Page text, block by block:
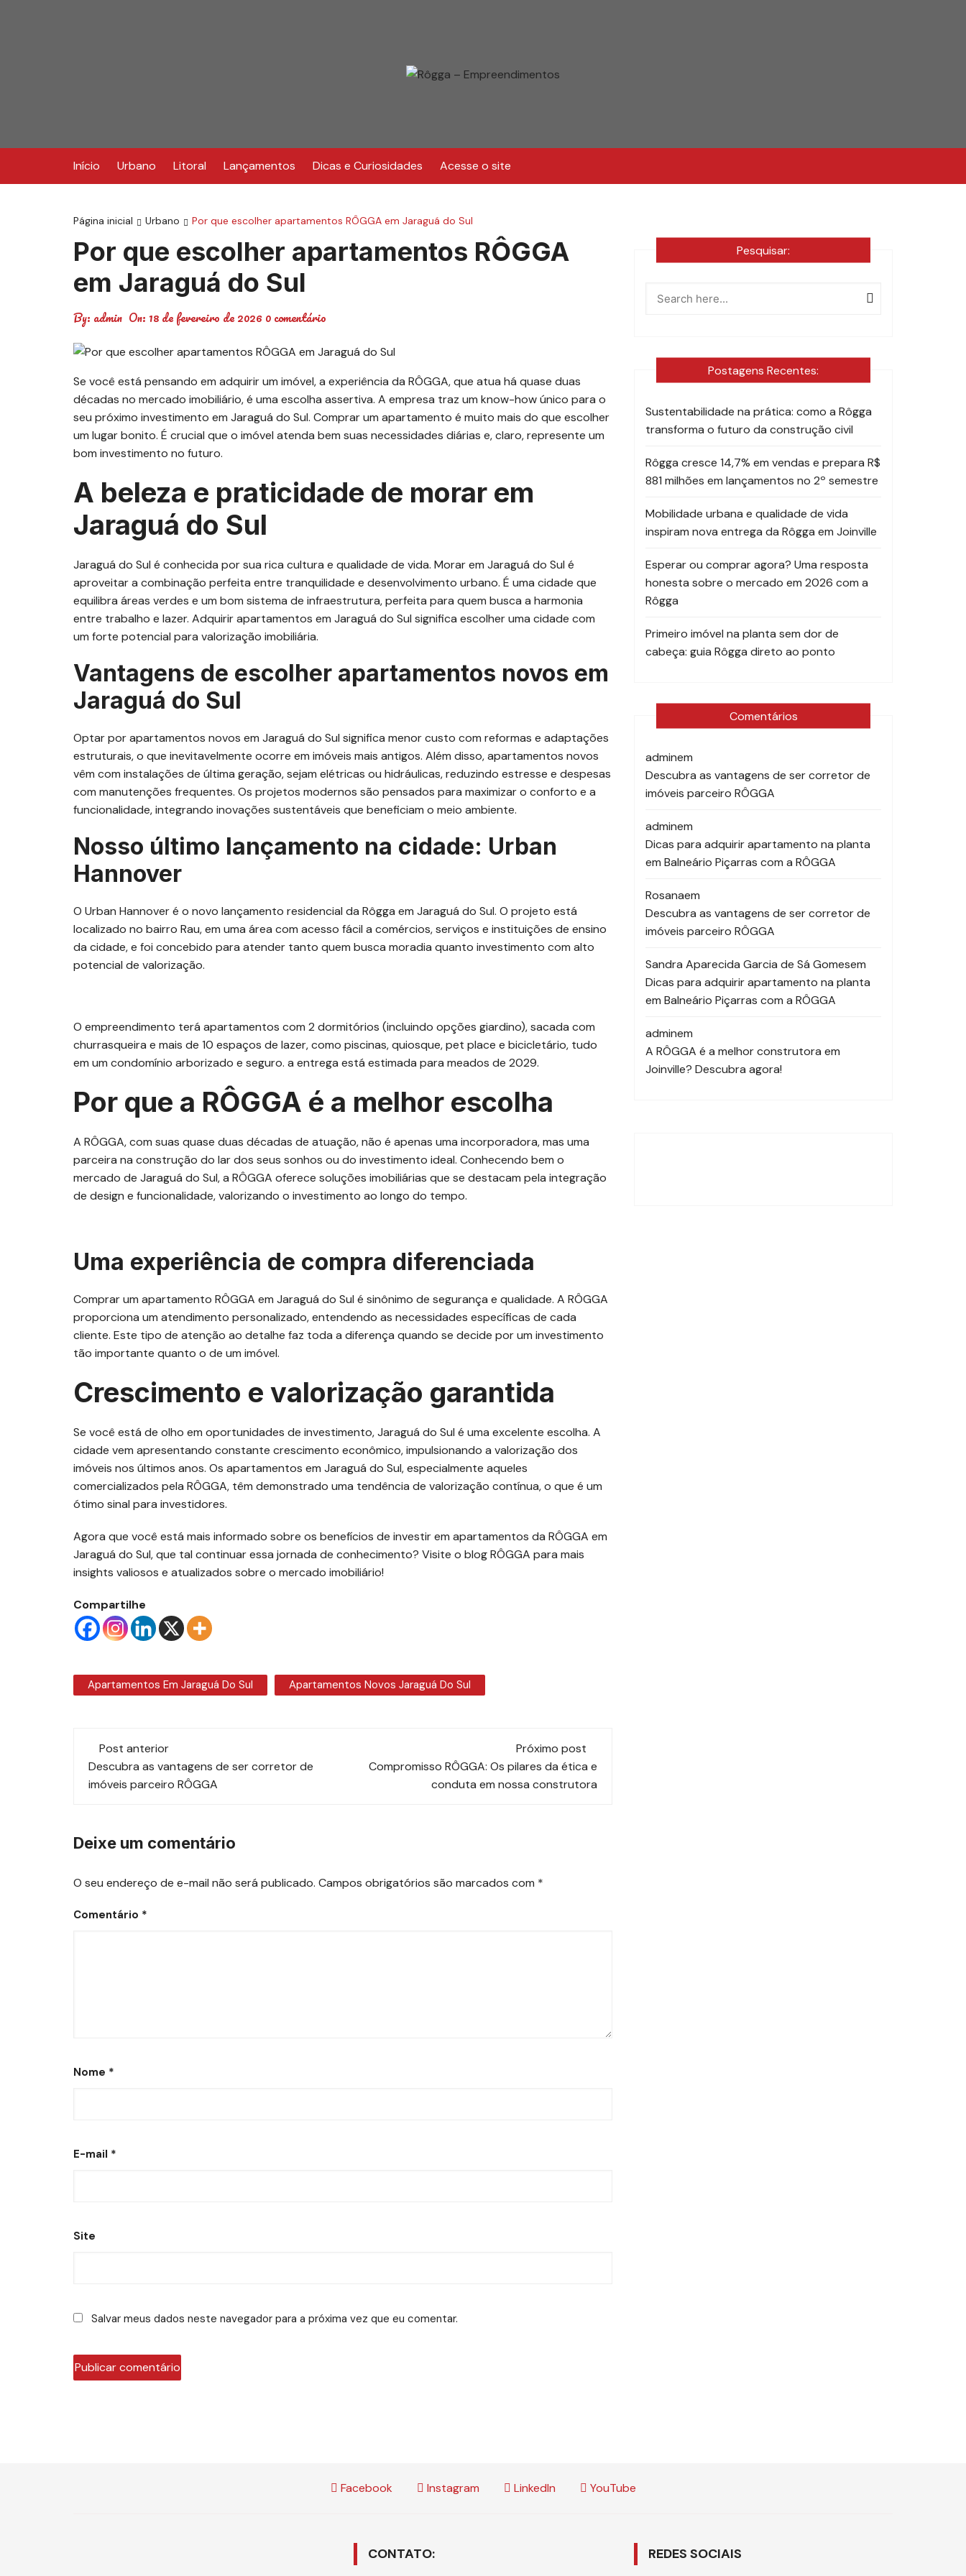
Início Urbano Litoral Lançamentos Dicas e Curiosidades Acesse o site
Página inicial Urbano Por que escolher apartamentos RÔGGA em Jaraguá do Sul
Por que escolher apartamentos RÔGGA
em Jaraguá do Sul
By: admin On: 18 de fevereiro de 20260 comentário
Se você está pensando em adquirir um imóvel, a experiência da RÔGGA, que atua há quase duas
décadas no mercado imobiliário, é uma escolha assertiva. A empresa traz um know-how único para o
seu próximo investimento em Jaraguá do Sul. Comprar um apartamento é muito mais do que escolher
um lugar bonito. É crucial que o imóvel atenda bem suas necessidades diárias e, claro, represente um
bom investimento no futuro.
A beleza e praticidade de morar em
Jaraguá do Sul
Jaraguá do Sul é conhecida por sua rica cultura e qualidade de vida. Morar em Jaraguá do Sul é
aproveitar a combinação perfeita entre tranquilidade e desenvolvimento urbano. É uma cidade que
equilibra áreas verdes e um bom sistema de infraestrutura, perfeita para quem busca a harmonia
entre trabalho e lazer. Adquirir apartamentos em Jaraguá do Sul significa escolher uma cidade com
um forte potencial para valorização imobiliária.
Vantagens de escolher apartamentos novos em
Jaraguá do Sul
Optar por apartamentos novos em Jaraguá do Sul significa menor custo com reformas e adaptações
estruturais, o que inevitavelmente ocorre em imóveis mais antigos. Além disso, apartamentos novos
vêm com instalações de última geração, sejam elétricas ou hidráulicas, reduzindo estresse e despesas
com manutenções frequentes. Os projetos modernos são pensados para maximizar o conforto e a
funcionalidade, integrando inovações sustentáveis que beneficiam o meio ambiente.
Nosso último lançamento na cidade: Urban
Hannover
O Urban Hannover é o novo lançamento residencial da Rôgga em Jaraguá do Sul. O projeto está
localizado no bairro Rau, em uma área com acesso fácil a comércios, serviços e instituições de ensino
da cidade, e foi concebido para atender tanto quem busca moradia quanto investimento com alto
potencial de valorização.
O empreendimento terá apartamentos com 2 dormitórios (incluindo opções giardino), sacada com
churrasqueira e mais de 10 espaços de lazer, como piscinas, quiosque, pet place e bicicletário, tudo
em um condomínio arborizado e seguro. a entrega está estimada para meados de 2029.
Por que a RÔGGA é a melhor escolha
A RÔGGA, com suas quase duas décadas de atuação, não é apenas uma incorporadora, mas uma
parceira na construção do lar dos seus sonhos ou do investimento ideal. Conhecendo bem o
mercado de Jaraguá do Sul, a RÔGGA oferece soluções imobiliárias que se destacam pela integração
de design e funcionalidade, valorizando o investimento ao longo do tempo.
Uma experiência de compra diferenciada
Comprar um apartamento RÔGGA em Jaraguá do Sul é sinônimo de segurança e qualidade. A RÔGGA
proporciona um atendimento personalizado, entendendo as necessidades específicas de cada
cliente. Este tipo de atenção ao detalhe faz toda a diferença quando se decide por um investimento
tão importante quanto o de um imóvel.
Crescimento e valorização garantida
Se você está de olho em oportunidades de investimento, Jaraguá do Sul é uma excelente escolha. A
cidade vem apresentando constante crescimento econômico, impulsionando a valorização dos
imóveis nos últimos anos. Os apartamentos em Jaraguá do Sul, especialmente aqueles
comercializados pela RÔGGA, têm demonstrado uma tendência de valorização contínua, o que é um
ótimo sinal para investidores.
Agora que você está mais informado sobre os benefícios de investir em apartamentos da RÔGGA em
Jaraguá do Sul, que tal continuar essa jornada de conhecimento? Visite o blog RÔGGA para mais
insights valiosos e atualizados sobre o mercado imobiliário!
Compartilhe
Apartamentos Em Jaraguá Do Sul Apartamentos Novos Jaraguá Do Sul
Navegação
de
Post anterior
Descubra as vantagens de ser corretor de
imóveis parceiro RÔGGA
Próximo post
Compromisso RÔGGA: Os pilares da ética e
conduta em nossa construtora
Deixe um comentário
O seu endereço de e-mail não será publicado. Campos obrigatórios são marcados com *
Comentário *
Nome *
E-mail *
Site
Salvar meus dados neste navegador para a próxima vez que eu comentar.
Pesquisar:
Postagens Recentes:
Sustentabilidade na prática: como a Rôgga
transforma o futuro da construção civil
Rôgga cresce 14,7% em vendas e prepara R$
881 milhões em lançamentos no 2º semestre
Mobilidade urbana e qualidade de vida
inspiram nova entrega da Rôgga em Joinville
Esperar ou comprar agora? Uma resposta
honesta sobre o mercado em 2026 com a
Rôgga
Primeiro imóvel na planta sem dor de
cabeça: guia Rôgga direto ao ponto
Comentários
adminem
Descubra as vantagens de ser corretor de
imóveis parceiro RÔGGA
adminem
Dicas para adquirir apartamento na planta
em Balneário Piçarras com a RÔGGA
Rosanaem
Descubra as vantagens de ser corretor de
imóveis parceiro RÔGGA
Sandra Aparecida Garcia de Sá Gomesem
Dicas para adquirir apartamento na planta
em Balneário Piçarras com a RÔGGA
adminem
A RÔGGA é a melhor construtora em
Joinville? Descubra agora!
Facebook Instagram LinkedIn YouTube
CONTATO: REDES SOCIAIS